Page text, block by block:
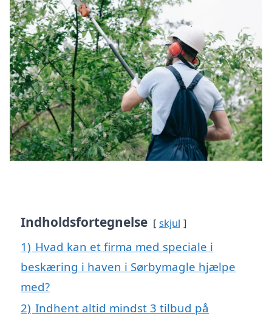
Indholdsfortegnelse skjul
1) Hvad kan et firma med speciale i
beskæring i haven i Sørbymagle hjælpe
med?
2) Indhent altid mindst 3 tilbud på